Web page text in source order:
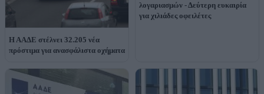
Η ΑΑΔΕ στέλνει 32.205 νέα
πρόστιμα για ανασφάλιστα οχήματα
λογαριασμών - Δεύτερη ευκαιρία
για χιλιάδες οφειλέτες